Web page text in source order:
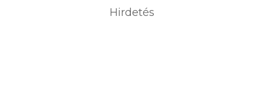
Hirdetés